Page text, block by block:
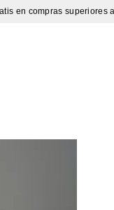
en compras superiores